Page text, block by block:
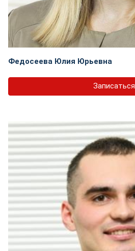
Федосеева Юлия Юрьевна
Записаться